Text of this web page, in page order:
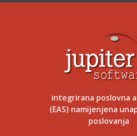
integrirana poslovna
(EAS) namijenjena
poslovanja